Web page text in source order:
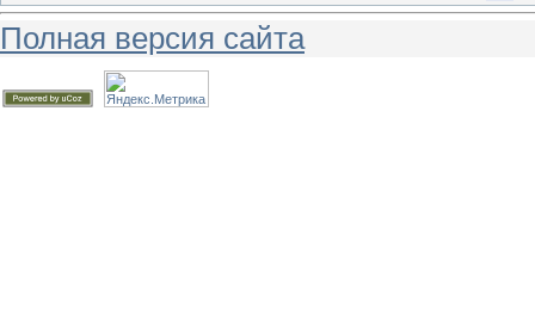
Полная версия сайта